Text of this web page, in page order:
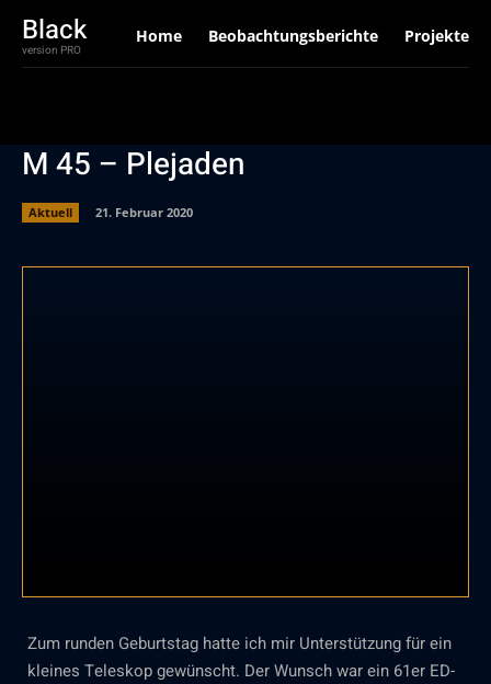
Black
version PRO
Home Beobachtungsberichte Projekte
M 45 – Plejaden
Aktuell 21. Februar 2020
Zum runden Geburtstag hatte ich mir Unterstützung für ein
kleines Teleskop gewünscht. Der Wunsch war ein 61er ED-